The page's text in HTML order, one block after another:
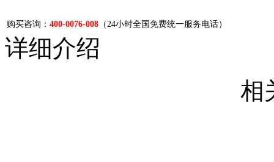
购买咨询： 400-0076-008 （24小时全国免费统一服务电话）
详细介绍
相